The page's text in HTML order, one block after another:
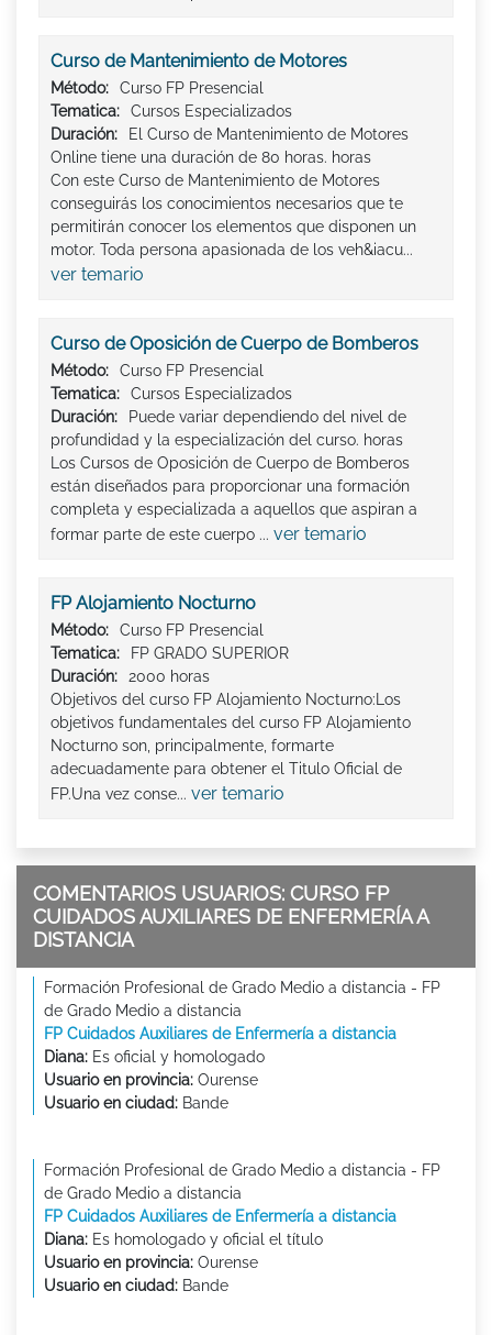
Curso de Mantenimiento de Motores
Método:
Curso FP Presencial
Tematica:
Cursos Especializados
Duración:
El Curso de Mantenimiento de Motores
Online tiene una duración de 80 horas. horas
Con este Curso de Mantenimiento de Motores
conseguirás los conocimientos necesarios que te
permitirán conocer los elementos que disponen un
motor. Toda persona apasionada de los veh&iacu...
ver temario
Curso de Oposición de Cuerpo de Bomberos
Método:
Curso FP Presencial
Tematica:
Cursos Especializados
Duración:
Puede variar dependiendo del nivel de
profundidad y la especialización del curso. horas
Los Cursos de Oposición de Cuerpo de Bomberos
están diseñados para proporcionar una formación
completa y especializada a aquellos que aspiran a
formar parte de este cuerpo ... ver temario
FP Alojamiento Nocturno
Método:
Curso FP Presencial
Tematica:
FP GRADO SUPERIOR
Duración:
2000 horas
Objetivos del curso FP Alojamiento Nocturno:Los
objetivos fundamentales del curso FP Alojamiento
Nocturno son, principalmente, formarte
adecuadamente para obtener el Titulo Oficial de
FP.Una vez conse... ver temario
COMENTARIOS USUARIOS: CURSO FP
CUIDADOS AUXILIARES DE ENFERMERÍA A
DISTANCIA
Formación Profesional de Grado Medio a distancia - FP
de Grado Medio a distancia
FP Cuidados Auxiliares de Enfermería a distancia
Diana: Es oficial y homologado
Usuario en provincia: Ourense
Usuario en ciudad: Bande
Formación Profesional de Grado Medio a distancia - FP
de Grado Medio a distancia
FP Cuidados Auxiliares de Enfermería a distancia
Diana: Es homologado y oficial el título
Usuario en provincia: Ourense
Usuario en ciudad: Bande